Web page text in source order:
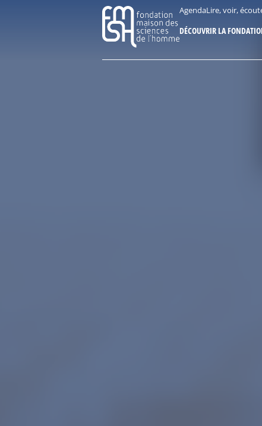
AgendaLire, voir,
DÉCOUVRIR LA
Panneau de gestion des cookies